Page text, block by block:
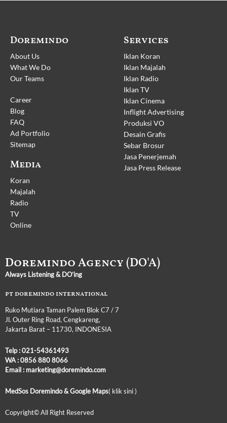
Doremindo
About Us
What We Do
Our Teams
Career
Blog
FAQ
Ad Portfolio
Sitemap
Media
Koran
Majalah
Radio
TV
Online
Services
Iklan Koran
Iklan Majalah
Iklan Radio
Iklan TV
Iklan Cinema
Inflight Advertising
Produksi VO
Desain Grafis
Sebar Brosur
Jasa Penerjemah
Jasa Press Release
Doremindo Agency (DO'A)
Always Listening & DO’ing
pt doremindo international
Ruko Mutiara Taman Palem Blok C7 / 7
Jl. Outer Ring Road, Cengkareng,
Jakarta Barat – 11730, INDONESIA
Telp :021-54361493
WA :0856 880 8066
Email : marketing@doremindo.com
MedSos Doremindo &Google Maps( klik sini )
Copyright© All Right Reserved